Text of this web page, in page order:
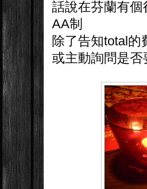
話說在芬蘭有
AA制
除了告知total的
或主動詢問是否